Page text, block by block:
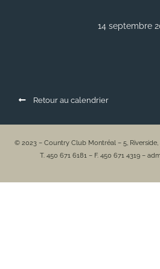
14 septembre
Retour au calendrier
© 2023 – Country Club Montréal – 5,
T. 450 671 6181 – F. 450 671 4319 –